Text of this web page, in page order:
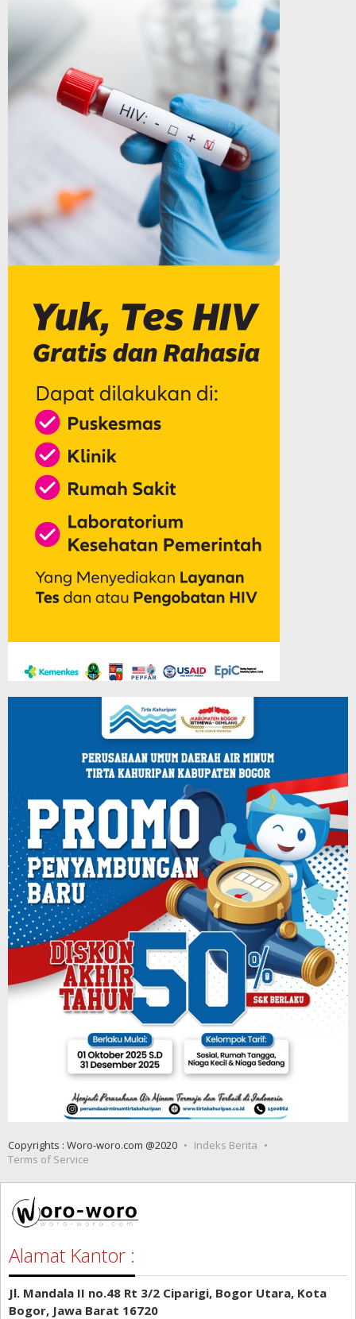
Copyrights : Woro-woro.com @2020
Indeks Berita
Terms of Service
Alamat Kantor :
Jl. Mandala II no.48 Rt 3/2 Ciparigi, Bogor Utara, Kota
Bogor, Jawa Barat 16720